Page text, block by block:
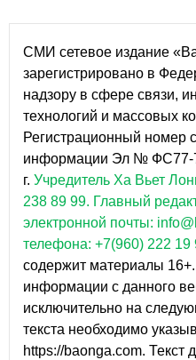
СМИ сетевое издание
зарегистрировано в
надзору в сфере связи,
технологий и массовых
Регистрационный номер
информации Эл № ФС77-
г. Учредитель Ха Вьет
238 89 99. Главный
электронной почты:
телефона: +7(960) 222 19
содержит материалы
информации с данного
исключительно на
текста необходимо
https://baonga.com. Текст